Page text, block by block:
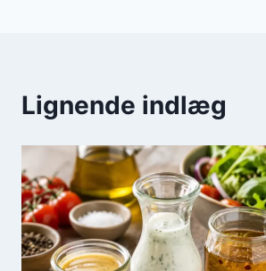
Lignende indlæg